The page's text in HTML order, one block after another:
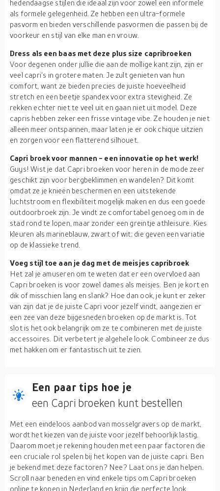
hedendaagse stijlen die ideaal zijn voor zowel een informele
als formele gelegenheid. Ze hebben een ultra-formele
pasvorm en bieden verschillende pasvormen die passen bij de
voorkeur en stijl van elke man en vrouw.
Dress als een baas met deze plus size capribroeken
Voor degenen onder jullie die aan de mollige kant zijn, zijn er
veel capri's in grotere maten. Je zult genieten van hun
comfort, want ze bieden precies de juiste hoeveelheid
stretch en een beetje spandex voor extra stevigheid. Ze
rekken echter niet te veel uit en gaan niet uit model. Deze
capris hebben zeker een frisse vintage vibe. Ze houden je niet
alleen meer ontspannen, maar laten je er ook chique uitzien
en zorgen voor een flatterend silhouet.
Capri broek voor mannen - een innovatie op het werk!
Guys! Wist je dat Capri broeken voor heren in de mode zeer
geschikt zijn voor bergbeklimmen en wandelen? Dit komt
omdat ze je knieën beschermen en een uitstekende
luchtstroom en flexibiliteit mogelijk maken en dus een goede
outdoorbroek zijn. Je vindt ze comfortabel genoeg om in de
stad rond te lopen, maar zonder een greintje athleisure. Kies
kleuren als marineblauw, zwart of wit; die geven een variatie
op de klassieke trend.
Voeg stijl toe aan je dag met de meisjes capribroek
Het zal je amuseren om te weten dat er een overvloed aan
Capri broeken is voor zowel dames als meisjes. Ben je kort en
dik of misschien lang en slank? Hoe dan ook, je kunt er zeker
van zijn dat je de juiste Capri voor jezelf vindt, aangezien er
een zee van deze bijgesneden broeken op de markt is. Tot
slot is het ook belangrijk om ze te combineren met de juiste
accessoires. Dit verbetert je algehele look. Combineer ze dus
met hakken om er fantastisch uit te zien.
Een paar tips hoe je
een Capri broeken kunt bestellen
Met een eindeloos aanbod van mosselgravers op de markt,
wordt het kiezen van de juiste voor jezelf behoorlijk lastig.
Daarom moet je rekening houden met een paar factoren die
een cruciale rol spelen bij het kopen van de juiste capri. Ben
je bekend met deze factoren? Nee? Laat ons je dan helpen.
Scroll naar beneden en vind enkele tips om Capri broeken
online te kopen in Nederland en krijg die perfecte look